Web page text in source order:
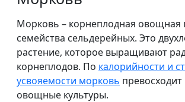
Морковь – корнеплодная овощная
семейства сельдерейных. Это
растение, которое выращивают
корнеплодов. По калорийности и
усвояемости морковь превосходит
овощные культуры.